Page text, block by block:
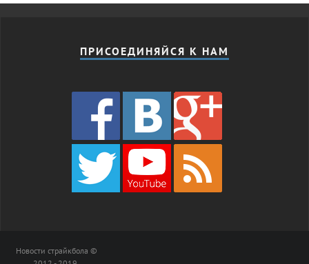
ПРИСОЕДИНЯЙСЯ К НАМ
Новости страйкбола ©